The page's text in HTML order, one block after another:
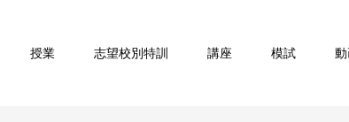
授業 志望校別特訓 講座 模試